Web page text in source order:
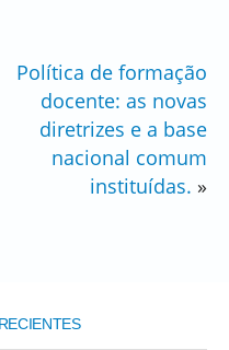
Política de formação
docente: as novas
diretrizes e a base
nacional comum
instituídas. »